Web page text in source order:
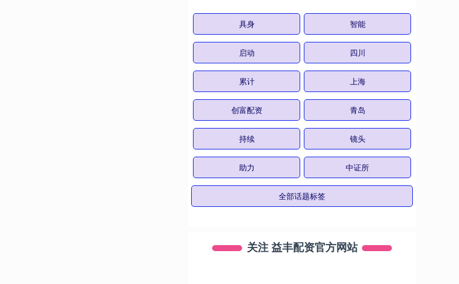
具身 智能
启动 四川
累计 上海
创富配资 青岛
持续 镜头
助力 中证所
全部话题标签
关注 益丰配资官方网站